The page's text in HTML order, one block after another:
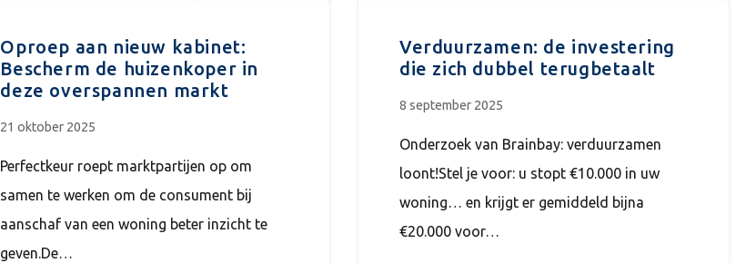
Oproep aan nieuw kabinet:
Bescherm de huizenkoper in
deze overspannen markt
21 oktober 2025
Perfectkeur roept marktpartijen op om
samen te werken om de consument bij
aanschaf van een woning beter inzicht te
geven.De…
Verduurzamen: de investering
die zich dubbel terugbetaalt
8 september 2025
Onderzoek van Brainbay: verduurzamen
loont!Stel je voor: u stopt €10.000 in uw
woning… en krijgt er gemiddeld bijna
€20.000 voor…